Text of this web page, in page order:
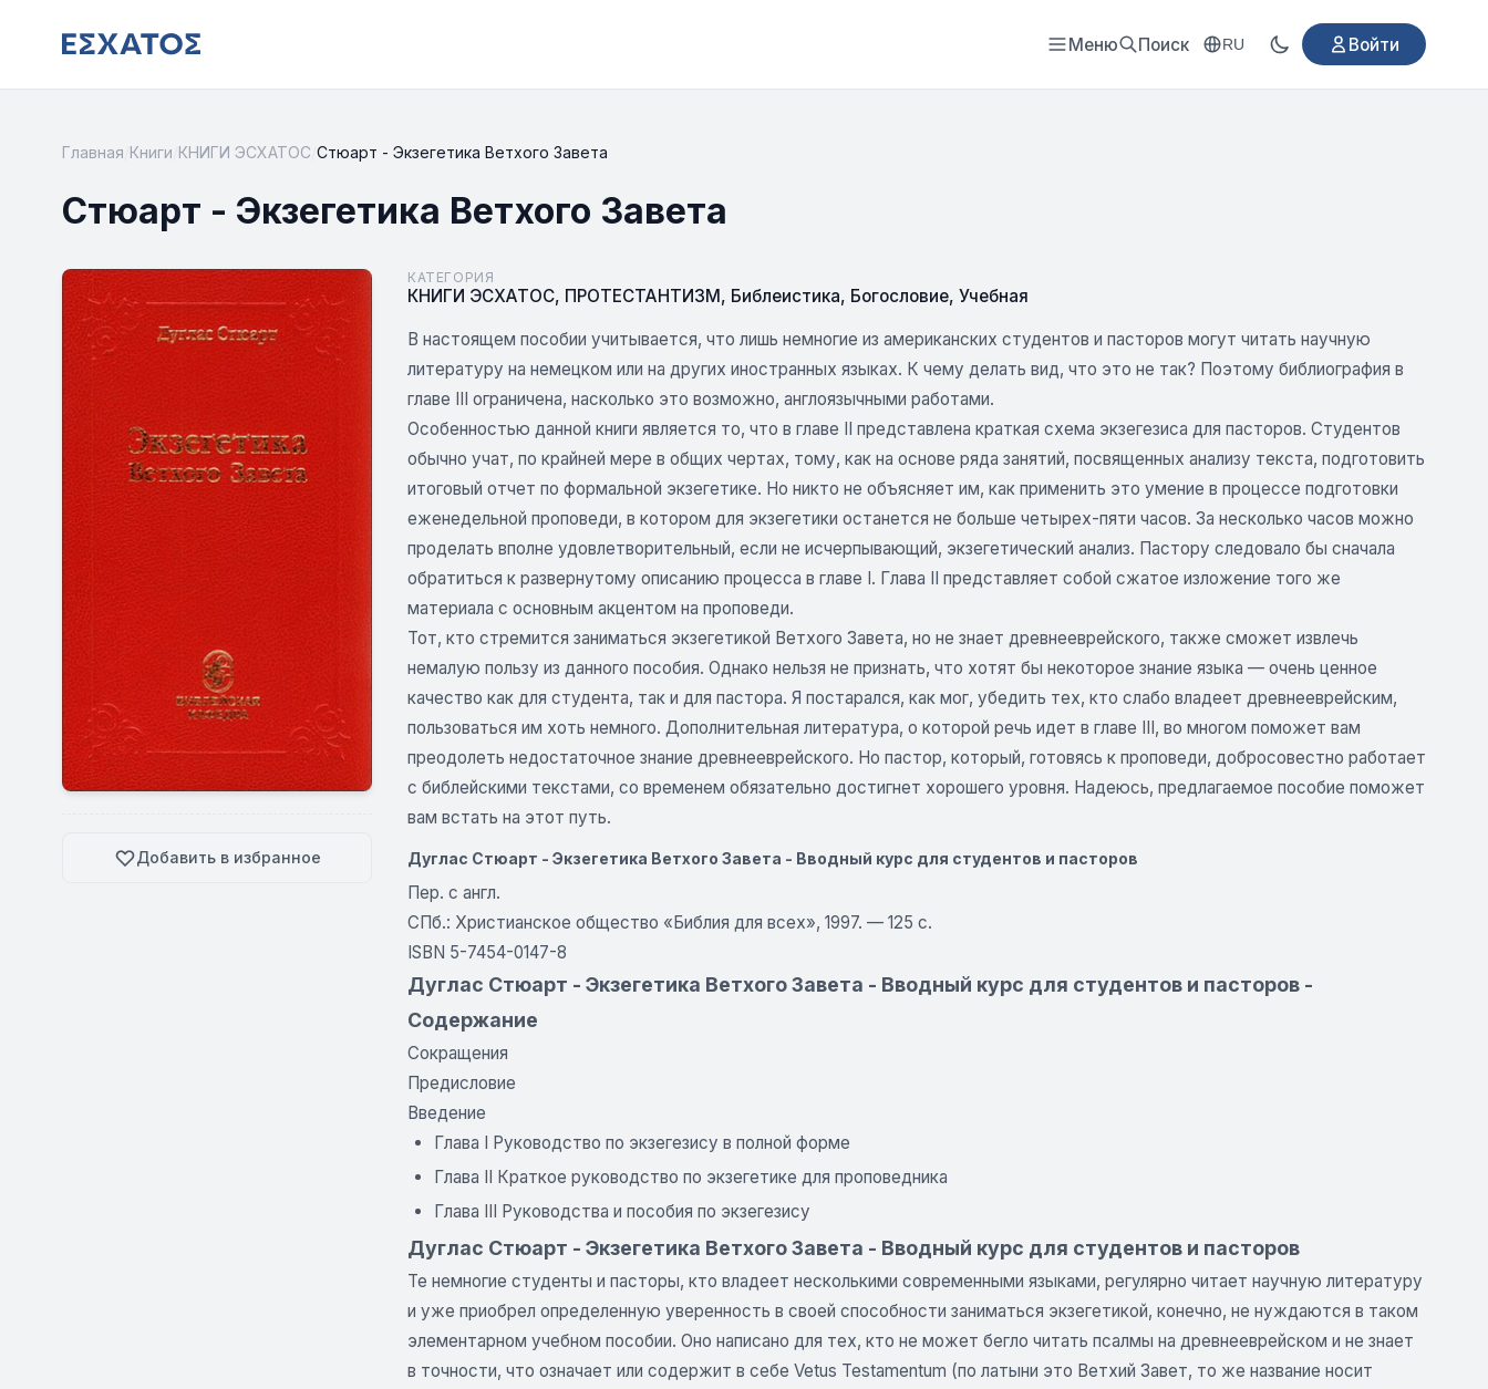
Меню Поиск RU Войти
Главная Книги КНИГИ ЭСХАТОС Стюарт - Экзегетика Ветхого Завета
Стюарт - Экзегетика Ветхого Завета
Добавить в избранное
КАТЕГОРИЯ
КНИГИ ЭСХАТОС, ПРОТЕСТАНТИЗМ, Библеистика, Богословие, Учебная
В настоящем пособии учитывается, что лишь немногие из американских студентов и пасторов могут читать научную
литературу на немецком или на других иностранных языках. К чему делать вид, что это не так? Поэтому библиография в
главе III ограничена, насколько это возможно, англоязычными работами.
Особенностью данной книги является то, что в главе II представлена краткая схема экзегезиса для пасторов. Студентов
обычно учат, по крайней мере в общих чертах, тому, как на основе ряда занятий, посвященных анализу текста, подготовить
итоговый отчет по формальной экзегетике. Но никто не объясняет им, как применить это умение в процессе подготовки
еженедельной проповеди, в котором для экзегетики останется не больше четырех-пяти часов. За несколько часов можно
проделать вполне удовлетворительный, если не исчерпывающий, экзегетический анализ. Пастору следовало бы сначала
обратиться к развернутому описанию процесса в главе I. Глава II представляет собой сжатое изложение того же
материала с основным акцентом на проповеди.
Тот, кто стремится заниматься экзегетикой Ветхого Завета, но не знает древнееврейского, также сможет извлечь
немалую пользу из данного пособия. Однако нельзя не признать, что хотят бы некоторое знание языка — очень ценное
качество как для студента, так и для пастора. Я постарался, как мог, убедить тех, кто слабо владеет древнееврейским,
пользоваться им хоть немного. Дополнительная литература, о которой речь идет в главе III, во многом поможет вам
преодолеть недостаточное знание древнееврейского. Но пастор, который, готовясь к проповеди, добросовестно работает
с библейскими текстами, со временем обязательно достигнет хорошего уровня. Надеюсь, предлагаемое пособие поможет
вам встать на этот путь.
Дуглас Стюарт - Экзегетика Ветхого Завета - Вводный курс для студентов и пасторов
Пер. с англ.
СПб.: Христианское общество «Библия для всех», 1997. — 125 с.
ISBN 5-7454-0147-8
Дуглас Стюарт - Экзегетика Ветхого Завета - Вводный курс для студентов и пасторов -
Содержание
Сокращения
Предисловие
Введение
Глава I Руководство по экзегезису в полной форме
Глава II Краткое руководство по экзегетике для проповедника
Глава III Руководства и пособия по экзегезису
Дуглас Стюарт - Экзегетика Ветхого Завета - Вводный курс для студентов и пасторов
Те немногие студенты и пасторы, кто владеет несколькими современными языками, регулярно читает научную литературу
и уже приобрел определенную уверенность в своей способности заниматься экзегетикой, конечно, не нуждаются в таком
элементарном учебном пособии. Оно написано для тех, кто не может бегло читать псалмы на древнееврейском и не знает
в точности, что означает или содержит в себе Vetus Testamentum (по латыни это Ветхий Завет, то же название носит